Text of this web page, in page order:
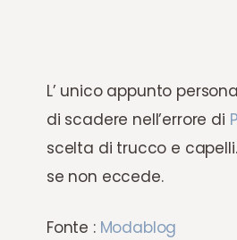
L’ unico appunto
di scadere nell’errore di
scelta di trucco e
se non eccede.
Fonte : Modablog